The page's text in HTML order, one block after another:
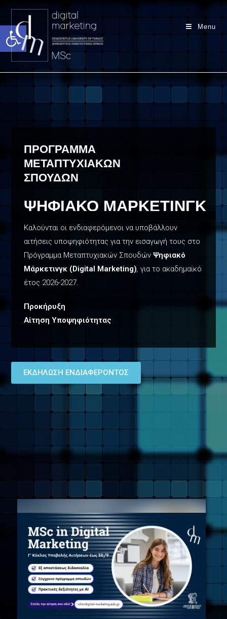
Ανοίξτε τη γραμμή εργαλείων Menu
ΠΡΟΓΡΑΜΜΑ
ΜΕΤΑΠΤΥΧΙΑΚΩΝ
ΣΠΟΥΔΩΝ
ΨΗΦΙΑΚΟ ΜΑΡΚΕΤΙΝΓΚ
Καλούνται οι ενδιαφερόμενοι να υποβάλλουν
αιτήσεις υποψηφιότητας για την εισαγωγή τους στο
Πρόγραμμα Μεταπτυχιακών Σπουδών Ψηφιακό
Μάρκετινγκ (Digital Marketing), για το ακαδημαϊκό
έτος 2026-2027.
Προκήρυξη
Αίτηση Υποψηφιότητας
EKΔΗΛΩΣΗ ΕΝΔΙΑΦΕΡΟΝΤΟΣ